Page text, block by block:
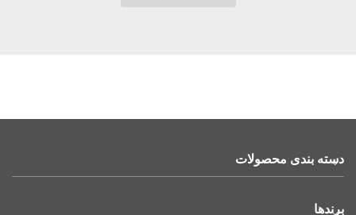
دسته بندی محصولات
برندها